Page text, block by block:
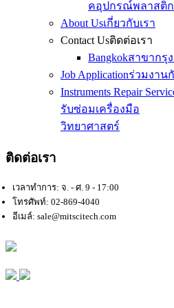
คอุปกรณ์พลาสติก
About Usเกี่ยวกับเรา
Contact Usติดต่อเรา
Bangkokสาขากรุ
Job Applicationร่วมงาน
Instruments Repair
รับซ่อมเครื่องมือ
วิทยาศาสตร์
ติดต่อเรา
เวลาทำการ: จ. - ศ. 9 - 17:00
โทรศัพท์: 02-869-4040
อีเมล์: sale@mitscitech.com